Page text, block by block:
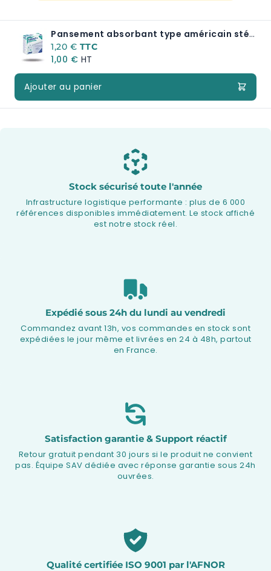
Pansement absorbant type américain stérile avec voile hydrophobe EUROVIT +
A partir de:
1,20 €
1,00 €
Ajouter au panier
Stock sécurisé toute l'année
Infrastructure logistique performante : plus de 6 000
références disponibles immédiatement. Le stock affiché
est notre stock réel.
Expédié sous 24h du lundi au vendredi
Commandez avant 13h, vos commandes en stock sont
expédiées le jour même et livrées en 24 à 48h, partout
en France.
Satisfaction garantie & Support réactif
Retour gratuit pendant 30 jours si le produit ne convient
pas. Équipe SAV dédiée avec réponse garantie sous 24h
ouvrées.
Qualité certifiée ISO 9001 par l'AFNOR